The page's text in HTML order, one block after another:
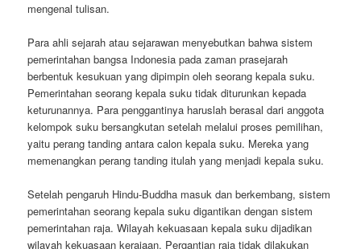
mengenal tulisan.
Para ahli sejarah atau sejarawan menyebutkan bahwa sistem
pemerintahan bangsa Indonesia pada zaman prasejarah
berbentuk kesukuan yang dipimpin oleh seorang kepala suku.
Pemerintahan seorang kepala suku tidak diturunkan kepada
keturunannya. Para penggantinya haruslah berasal dari anggota
kelompok suku bersangkutan setelah melalui proses pemilihan,
yaitu perang tanding antara calon kepala suku. Mereka yang
memenangkan perang tanding itulah yang menjadi kepala suku.
Setelah pengaruh Hindu-Buddha masuk dan berkembang, sistem
pemerintahan seorang kepala suku digantikan dengan sistem
pemerintahan raja. Wilayah kekuasaan kepala suku dijadikan
wilayah kekuasaan kerajaan. Pergantian raja tidak dilakukan